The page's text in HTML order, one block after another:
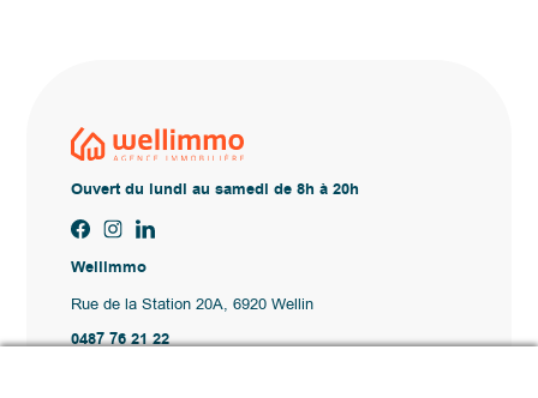
Ouvert du lundi au samedi de 8h à 20h
Wellimmo
Rue de la Station 20A, 6920 Wellin
0487 76 21 22